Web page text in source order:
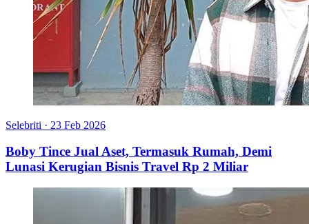
Selebriti · 23 Feb 2026
Boby Tince Jual Aset, Termasuk Rumah, Demi
Lunasi Kerugian Bisnis Travel Rp 2 Miliar